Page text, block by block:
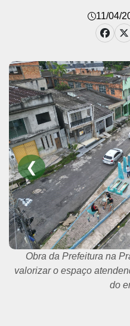
11/04/
❮
Para a moradora Joyce
beneficiar o lazer das
quem trabalha